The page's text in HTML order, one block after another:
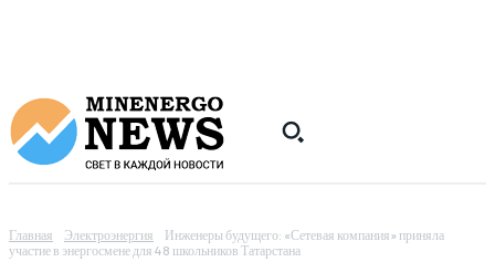
Главная Электроэнергия
Инженеры будущего: «Сетевая компания» приняла
участие в энергосмене для 48 школьников Татарстана